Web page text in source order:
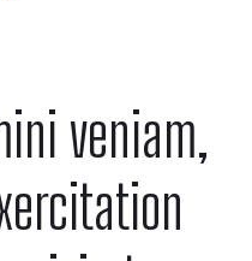
veniam,